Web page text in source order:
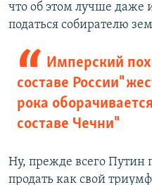
что об этом лучше даже
податься собирателю
Имперский
составе России"
рока
составе Чечни"
Ну, прежде всего Путин
продать как свой